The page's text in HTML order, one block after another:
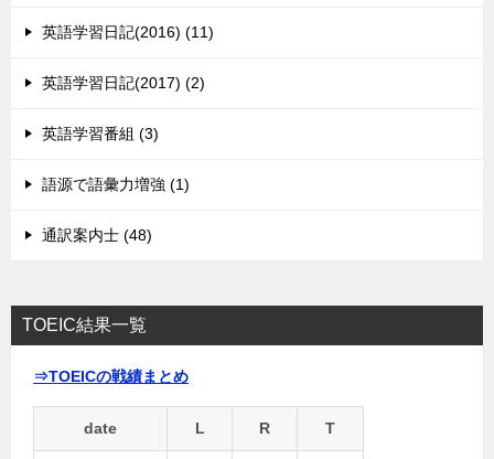
英語学習日記(2016) (11)
英語学習日記(2017) (2)
英語学習番組 (3)
語源で語彙力増強 (1)
通訳案内士 (48)
TOEIC結果一覧
⇒TOEICの戦績まとめ
date L R T